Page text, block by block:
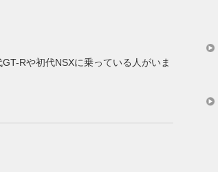
Rや初代NSXに乗っている人がいま